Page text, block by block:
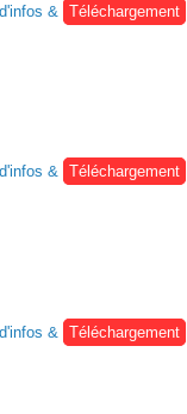
&
Téléchargement
& Téléchargement
& Téléchargement